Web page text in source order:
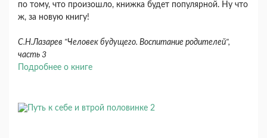
по тому, что произо­шло, книжка будет популярной. Ну что
ж, за но­вую книгу!
С.Н.Лазарев "Человек будущего. Воспитание родителей",
часть 3
Подробнее о книге